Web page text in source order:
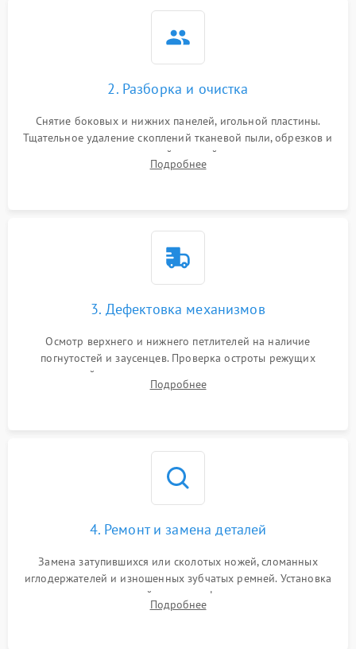
2. Разборка и очистка
Снятие боковых и нижних панелей, игольной пластины.
Тщательное удаление скоплений тканевой пыли, обрезков и
очесов из зоны петлителей и ножей с помощью жестких
кистей, пинцета и потока сжатого воздуха.
Подробнее
3. Дефектовка механизмов
Осмотр верхнего и нижнего петлителей на наличие
погнутостей и заусенцев. Проверка остроты режущих
кромок ножей, состояния приводного ремня, электромотора
и механизма дифференциальной подачи ткани.
Подробнее
4. Ремонт и замена деталей
Замена затупившихся или сколотых ножей, сломанных
иглодержателей и изношенных зубчатых ремней. Установка
новых петлителей взамен деформированных.
Восстановление контактов в педали и цепях
Подробнее